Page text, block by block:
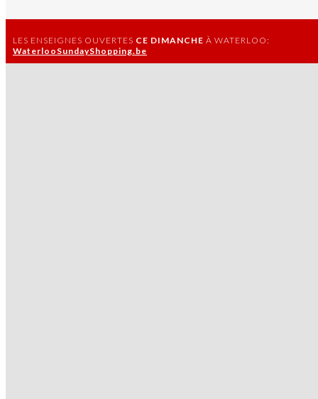
LES ENSEIGNES OUVERTES CE DIMANCHE À WATERLOO:
WaterlooSundayShopping.be